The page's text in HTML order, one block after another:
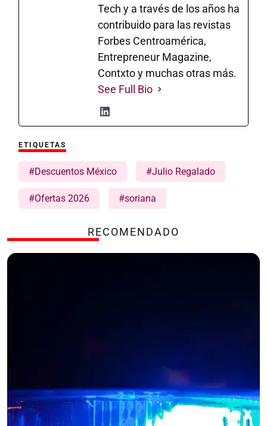
Tech y a través de los años ha
contribuido para las revistas
Forbes Centroamérica,
Entrepreneur Magazine,
Contxto y muchas otras más.
See Full Bio
ETIQUETAS
#Descuentos México #Julio Regalado
#Ofertas 2026 #soriana
RECOMENDADO